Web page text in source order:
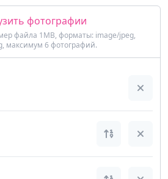
фотографии
файла 1MB, форматы: image/jpeg,
максимум 6 фотографий.